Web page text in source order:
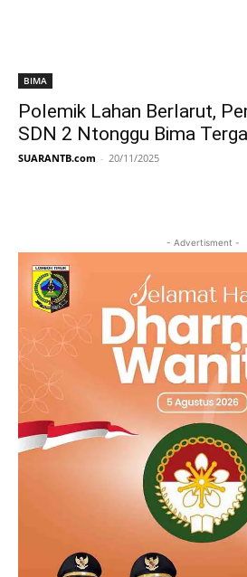
BIMA
Polemik Lahan Berlarut,
SDN 2 Ntonggu Bima
SUARANTB.com - 20/11/2025
- Advertisment -